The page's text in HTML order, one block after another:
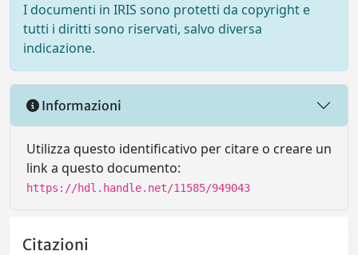
I documenti in IRIS sono protetti da copyright e
tutti i diritti sono riservati, salvo diversa
indicazione.
Informazioni
Utilizza questo identificativo per citare o creare un
link a questo documento:
https://hdl.handle.net/11585/949043
Citazioni